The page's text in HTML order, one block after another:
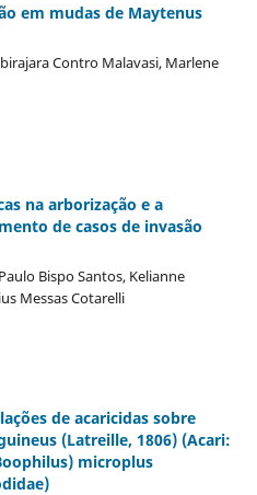
em mudas de Maytenus
Contro Malavasi, Marlene
na arborização e a
de casos de invasão
Bispo Santos, Kelianne
Messas Cotarelli
de acaricidas sobre
(Latreille, 1806) (Acari:
microplus